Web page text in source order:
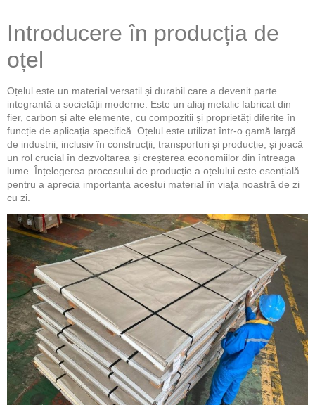
Introducere în producția de
oțel
Oțelul este un material versatil și durabil care a devenit parte
integrantă a societății moderne. Este un aliaj metalic fabricat din
fier, carbon și alte elemente, cu compoziții și proprietăți diferite în
funcție de aplicația specifică. Oțelul este utilizat într-o gamă largă
de industrii, inclusiv în construcții, transporturi și producție, și joacă
un rol crucial în dezvoltarea și creșterea economiilor din întreaga
lume. Înțelegerea procesului de producție a oțelului este esențială
pentru a aprecia importanța acestui material în viața noastră de zi
cu zi.